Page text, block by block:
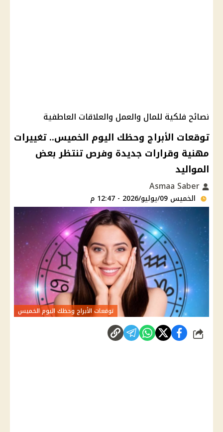
نصائح فلكية للمال والعمل والعلاقات العاطفية
توقعات الأبراج وحظك اليوم الخميس.. تغييرات
مهنية وقرارات جديدة وفرص تنتظر بعض
المواليد
الخميس 09/يوليو/2026 - 12:47 م
توقعات الأبراج وحظك اليوم الخميس
شارك